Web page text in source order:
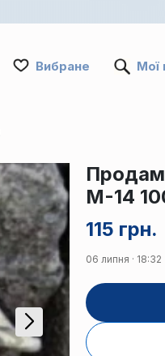
Вибране Мої
115 грн.
Продам
М-14
06 липня · 18:32